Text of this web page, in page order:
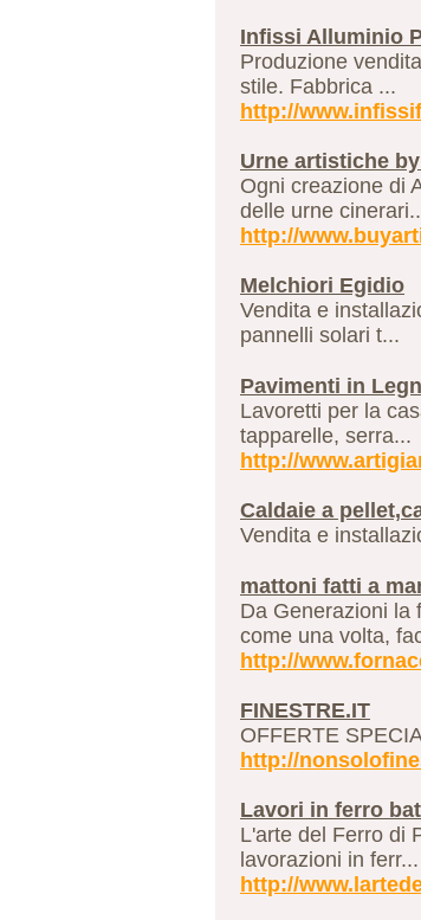
Infissi Alluminio
Produzione
stile. Fabbrica ...
http://
Urne artistiche
Ogni creazione di
delle urne
http://
Melchiori Egidio
Vendita e
pannelli solari t...
Pavimenti in
Lavoretti per la
tapparelle, serra...
http://
Caldaie a
Vendita e
mattoni fatti a
Da Generazioni la
come una volta,
http://
FINESTRE.IT
OFFERTE
http://
Lavori in ferro
L'arte del Ferro di
lavorazioni in ferr...
http://